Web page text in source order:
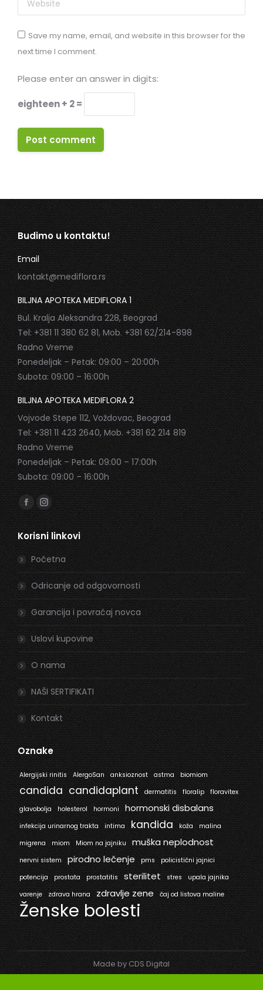
Save my name, email, and website in this browser for the
next time I comment.
Please enter an answer in digits:
eighteen + 2 =
Post comment
Budimo u kontaktu!
Email
kontakt@mediflora.rs
BILJNA APOTEKA MEDIFLORA 1
Bul. Kralja Aleksandra 228, Beograd
Tel: +381 11 380 62 81, Mob. +381 62/214-898
Radno Vreme
Ponedeljak – Petak: 09:00 – 20:00h
Subota: 09:00 – 16:00h
BILJNA APOTEKA MEDIFLORA 2
Vojvode Stepe 112, Voždovac, Beograd
Tel: +381 11 423 2640, Mob. +381 62 214 819
Radno Vreme
Ponedeljak – Petak: 09:00 – 17:00h
Subota: 09:00 – 16:00h
Find us on:
Facebook
page
opens
in
new
window
Instagram
page
opens
in
new
window
Korisni linkovi
Početna
Odricanje od odgovornosti
Garancija i povraćaj novca
Uslovi kupovine
O nama
NAŠI SERTIFIKATI
Kontakt
Oznake
Alergijski rinitis AlergoSan anksioznost astma biomiom
candida candidaplant dermatitis floralip
floravitex
glavobolja
holesterol hormoni hormonski disbalans
infekcija urinarnog trakta intima kandida koža
malina
migrena
miom Miom na jajniku muška neplodnost
nervni sistem pirodno lečenje pms
policistični jajnici
potencija
prostata prostatitis sterilitet stres
upala jajnika
varenje
zdrava hrana zdravlje zene čaj od listova maline
Ženske bolesti
Made by CDS Digital
© Mediflora 2025. All rights reserved.